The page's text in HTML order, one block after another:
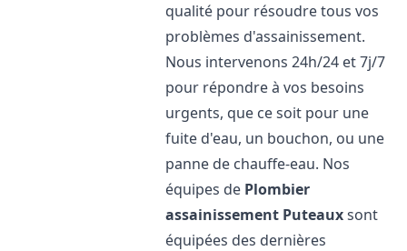
qualité pour résoudre tous vos
problèmes d'assainissement.
Nous intervenons 24h/24 et 7j/7
pour répondre à vos besoins
urgents, que ce soit pour une
fuite d'eau, un bouchon, ou une
panne de chauffe-eau. Nos
équipes de Plombier
assainissement Puteauxsont
équipées des dernières